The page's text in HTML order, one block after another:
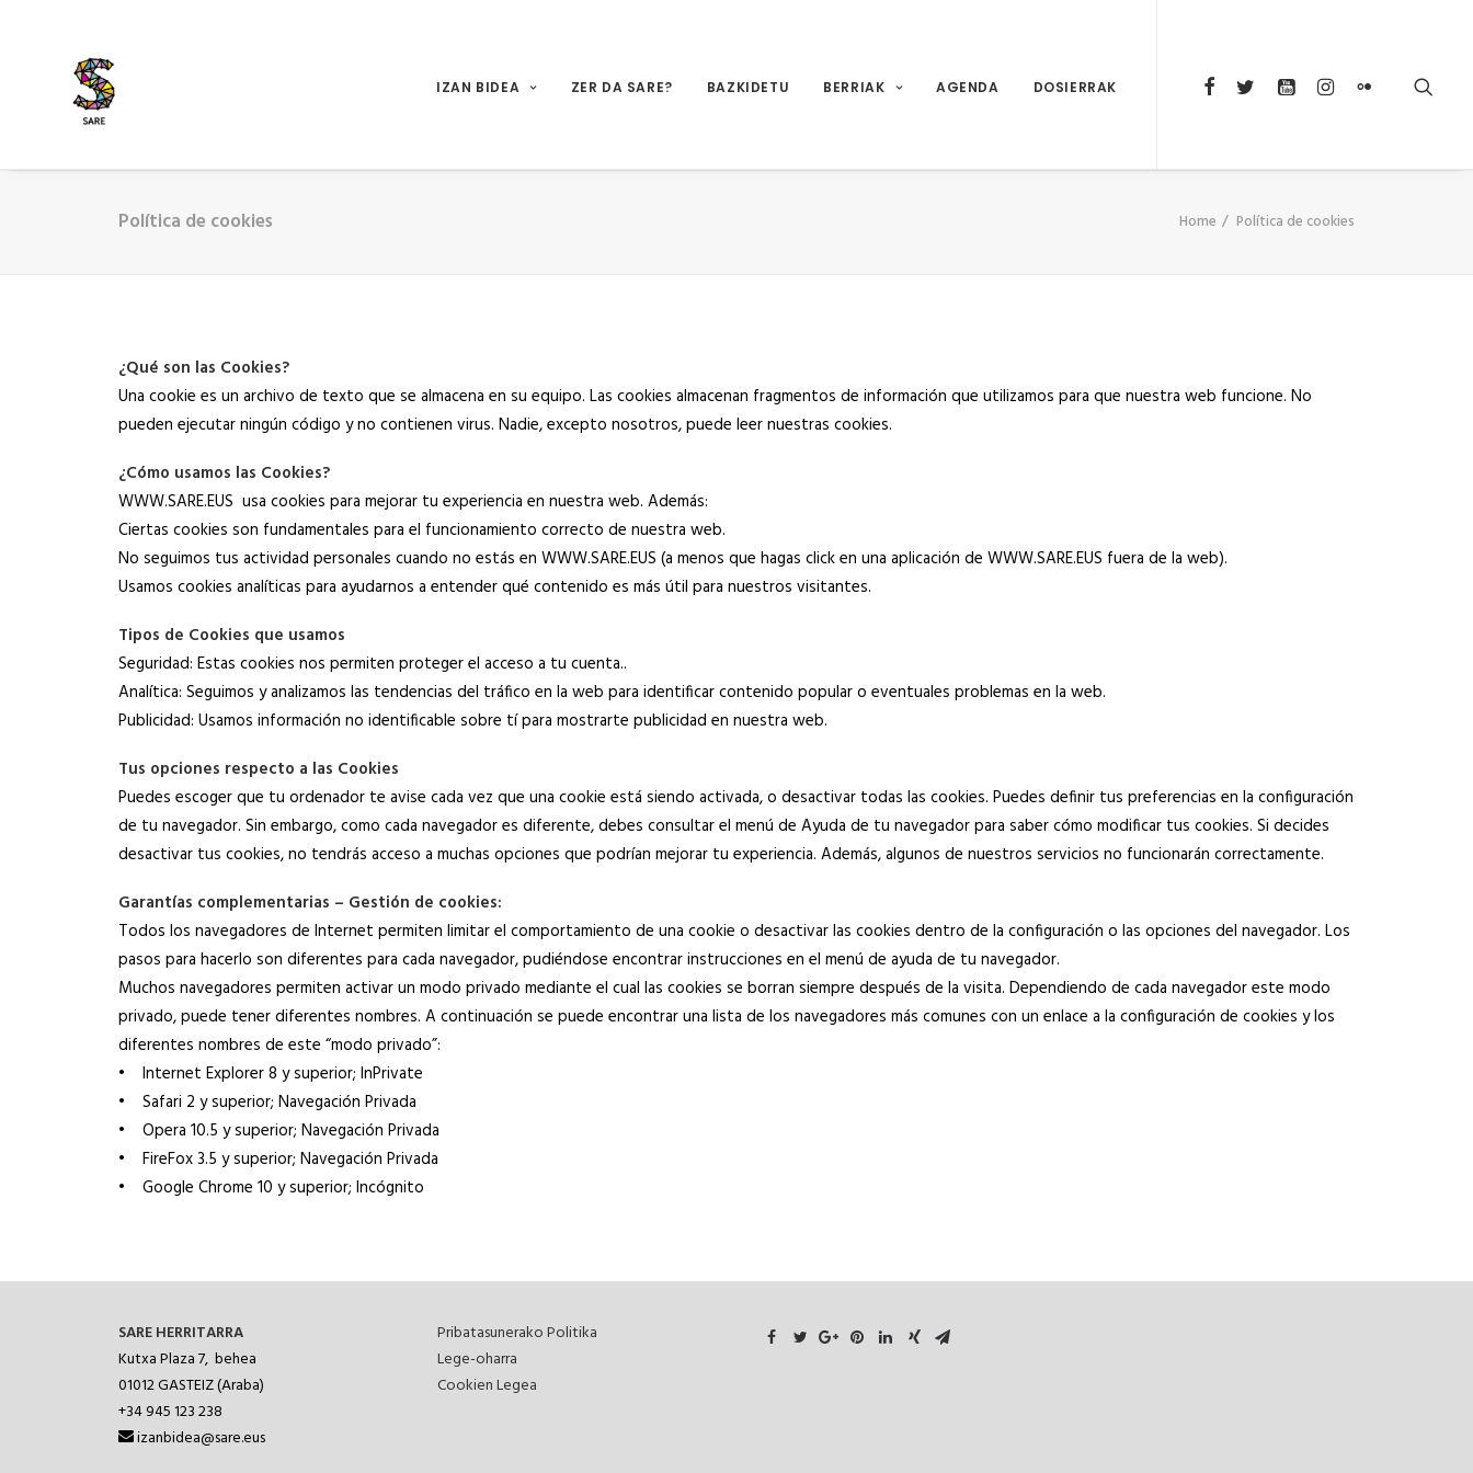
IZAN BIDEA ZER DA SARE? BAZKIDETU BERRIAK AGENDA DOSIERRAK
Política de cookies Home Política de cookies
¿Qué son las Cookies?
Una cookie es un archivo de texto que se almacena en su equipo. Las cookies almacenan fragmentos de información que utilizamos para que nuestra web funcione. No
pueden ejecutar ningún código y no contienen virus. Nadie, excepto nosotros, puede leer nuestras cookies.
¿Cómo usamos las Cookies?
WWW.SARE.EUS usa cookies para mejorar tu experiencia en nuestra web. Además:
Ciertas cookies son fundamentales para el funcionamiento correcto de nuestra web.
No seguimos tus actividad personales cuando no estás en WWW.SARE.EUS (a menos que hagas click en una aplicación de WWW.SARE.EUS fuera de la web).
Usamos cookies analíticas para ayudarnos a entender qué contenido es más útil para nuestros visitantes.
Tipos de Cookies que usamos
Seguridad: Estas cookies nos permiten proteger el acceso a tu cuenta..
Analítica: Seguimos y analizamos las tendencias del tráfico en la web para identificar contenido popular o eventuales problemas en la web.
Publicidad: Usamos información no identificable sobre tí para mostrarte publicidad en nuestra web.
Tus opciones respecto a las Cookies
Puedes escoger que tu ordenador te avise cada vez que una cookie está siendo activada, o desactivar todas las cookies. Puedes definir tus preferencias en la configuración
de tu navegador. Sin embargo, como cada navegador es diferente, debes consultar el menú de Ayuda de tu navegador para saber cómo modificar tus cookies. Si decides
desactivar tus cookies, no tendrás acceso a muchas opciones que podrían mejorar tu experiencia. Además, algunos de nuestros servicios no funcionarán correctamente.
Garantías complementarias – Gestión de cookies:
Todos los navegadores de Internet permiten limitar el comportamiento de una cookie o desactivar las cookies dentro de la configuración o las opciones del navegador. Los
pasos para hacerlo son diferentes para cada navegador, pudiéndose encontrar instrucciones en el menú de ayuda de tu navegador.
Muchos navegadores permiten activar un modo privado mediante el cual las cookies se borran siempre después de la visita. Dependiendo de cada navegador este modo
privado, puede tener diferentes nombres. A continuación se puede encontrar una lista de los navegadores más comunes con un enlace a la configuración de cookies y los
diferentes nombres de este “modo privado”:
• Internet Explorer 8 y superior; InPrivate
• Safari 2 y superior; Navegación Privada
• Opera 10.5 y superior; Navegación Privada
• FireFox 3.5 y superior; Navegación Privada
• Google Chrome 10 y superior; Incógnito
SARE HERRITARRA
Kutxa Plaza 7, behea
01012GASTEIZ (Araba)
+34 945 123 238
izanbidea@sare.eus
Pribatasunerako Politika
Lege-oharra
Cookien Legea